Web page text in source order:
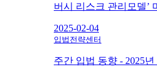
버시 리스크 관리모델’
2025-02-04
입법전략센터
주간 입법 동향 - 2025년